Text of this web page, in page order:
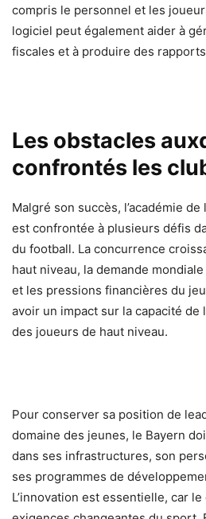
compris le personnel et les
logiciel peut également aider à
fiscales et à produire des
Les obstacles
confrontés les
Malgré son succès, l’académie
est confrontée à plusieurs défis
du football. La concurrence
haut niveau, la demande
et les pressions financières du
avoir un impact sur la capacité de
des joueurs de haut niveau.
Pour conserver sa position de
domaine des jeunes, le Bayern
dans ses infrastructures, son
ses programmes de
L’innovation est essentielle, car le